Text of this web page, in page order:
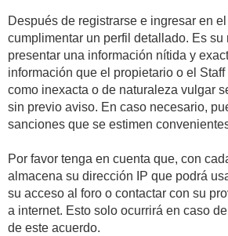
Después de registrarse e ingresar en
cumplimentar un perfil detallado. Es su
presentar una información nítida y
información que el propietario o el
como inexacta o de naturaleza vulgar
sin previo aviso. En caso necesario,
sanciones que se estimen
Por favor tenga en cuenta que, con
almacena su dirección IP que podrá
su acceso al foro o contactar con su
a internet. Esto solo ocurrirá en caso
de este acuerdo.